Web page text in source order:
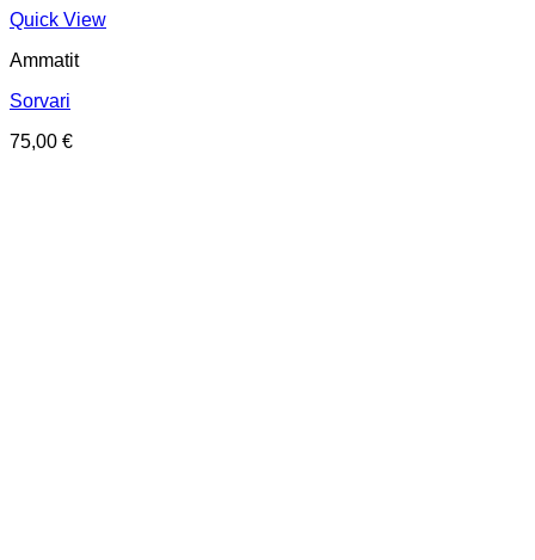
Quick View
Ammatit
Sorvari
75,00 €